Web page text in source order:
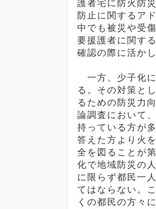
護者宅に防火防
防止に関するア
中でも被災や受
要援護者に関す
確認の際に活か
一方、少子化
る。その対策と
るための防災力
論調査において
持っている方が
答えた方より火
全を図ることが
化で地域防災の
に限らず都民一
てはならない。
くの都民の方々